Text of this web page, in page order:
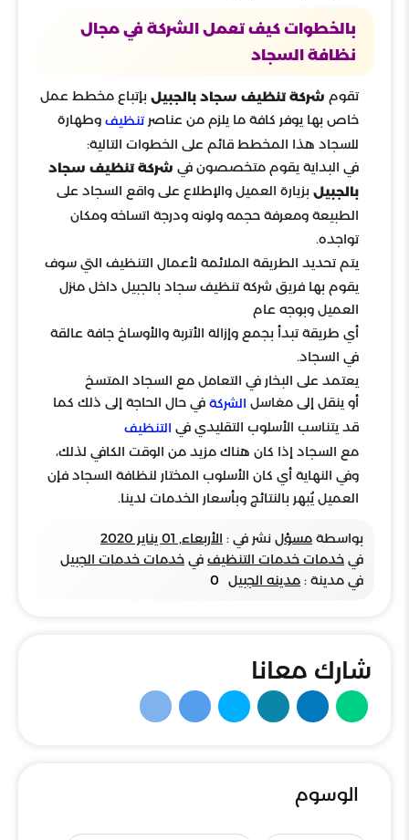
بالخطوات كيف تعمل الشركة في مجال
نظافة السجاد
تقوم شركة تنظيف سجاد بالجبيل بإتباع مخطط عمل
خاص بها يوفر كافة ما يلزم من عناصرتنظيف وطهارة
للسجاد هذا المخطط قائم على الخطوات التالية:
في البداية يقوم متخصصون في شركة تنظيف سجاد
بالجبيل بزيارة العميل والإطلاع على واقع السجاد على
الطبيعة ومعرفة حجمه ولونه ودرجة اتساخه ومكان
تواجده.
يتم تحديد الطريقة الملائمة لأعمال التنظيف التي سوف
يقوم بها فريق شركة تنظيف سجاد بالجبيل داخل منزل
العميل وبوجه عام
أي طريقة تبدأ بجمع وإزالة الأتربة والأوساخ جافة عالقة
في السجاد.
يعتمد على البخار في التعامل مع السجاد المتسخ
أو ينقل إلى مغاسل الشركة في حال الحاجة إلى ذلك كما
قد يتناسب الأسلوب التقليدي في التنظيف
مع السجاد إذا كان هناك مزيد من الوقت الكافي لذلك،
وفي النهاية أي كان الأسلوب المختار لنظافة السجاد فإن
العميل يُبهر بالنتائج وبأسعار الخدمات لدينا.
بواسطة مسؤل نشر في : الأربعاء, 01 يناير 2020
في خدمات خدمات التنظيف في خدمات خدمات الجبيل
في مدينة : مدينه الجبيل 0
شارك معانا
الوسوم